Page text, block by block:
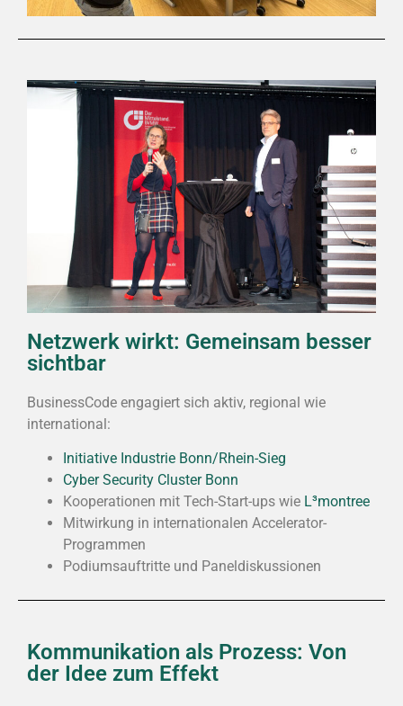
Netzwerk wirkt: Gemeinsam besser
sichtbar
BusinessCode engagiert sich aktiv, regional wie
international:
Initiative Industrie Bonn/Rhein-Sieg
Cyber Security Cluster Bonn
Kooperationen mit Tech-Start-ups wie L³montree
Mitwirkung in internationalen Accelerator-
Programmen
Podiumsauftritte und Paneldiskussionen
Kommunikation als Prozess: Von
der Idee zum Effekt